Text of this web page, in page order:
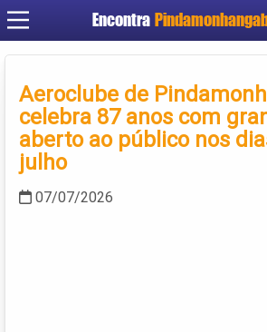
Encontra
Cadastrar
Criar conta
Aeroclube de
celebra 87 anos com
aberto ao público nos
julho
07/07/2026